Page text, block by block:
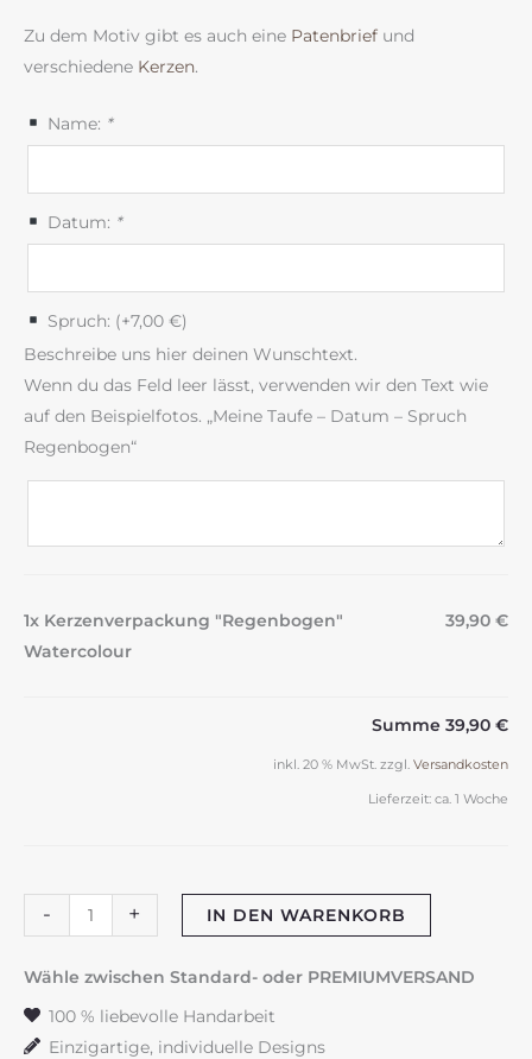
Zu dem Motiv gibt es auch eine Patenbrief und
verschiedene Kerzen.
Name: *
Datum: *
Spruch: (+7,00 €)
Beschreibe uns hier deinen Wunschtext.
Wenn du das Feld leer lässt, verwenden wir den Text wie
auf den Beispielfotos. „Meine Taufe – Datum – Spruch
Regenbogen“
1x Kerzenverpackung "Regenbogen"
Watercolour
39,90 €
Summe 39,90 €
inkl. 20 % MwSt. zzgl. Versandkosten
Lieferzeit: ca. 1 Woche
-
Kerzenverpackung
"Regenbogen"
Watercolour
+ IN DEN WARENKORB
Wähle zwischen Standard- oder PREMIUMVERSAND
100 % liebevolle Handarbeit
Einzigartige, individuelle Designs